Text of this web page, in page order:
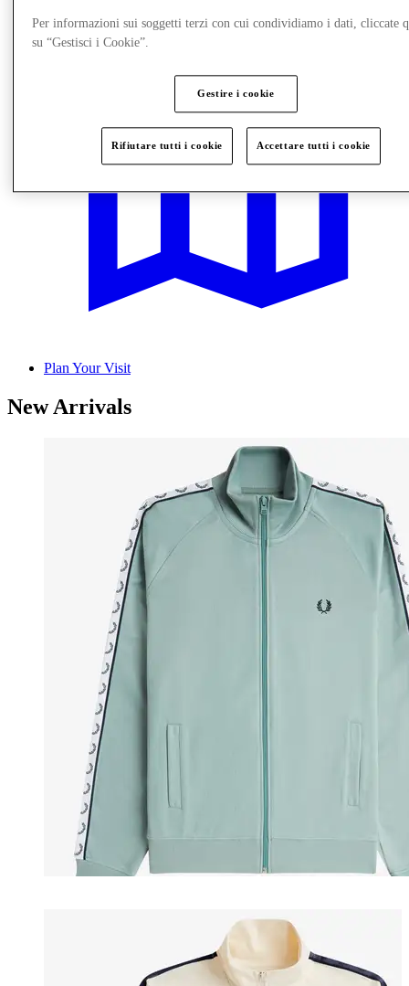
Plan Your Visit
New Arrivals
Per informazioni sui soggetti terzi con cui condividiamo i dati, cliccate
su “Gestisci i Cookie”.
Gestire i cookie
Rifiutare tutti i cookie Accettare tutti i cookie